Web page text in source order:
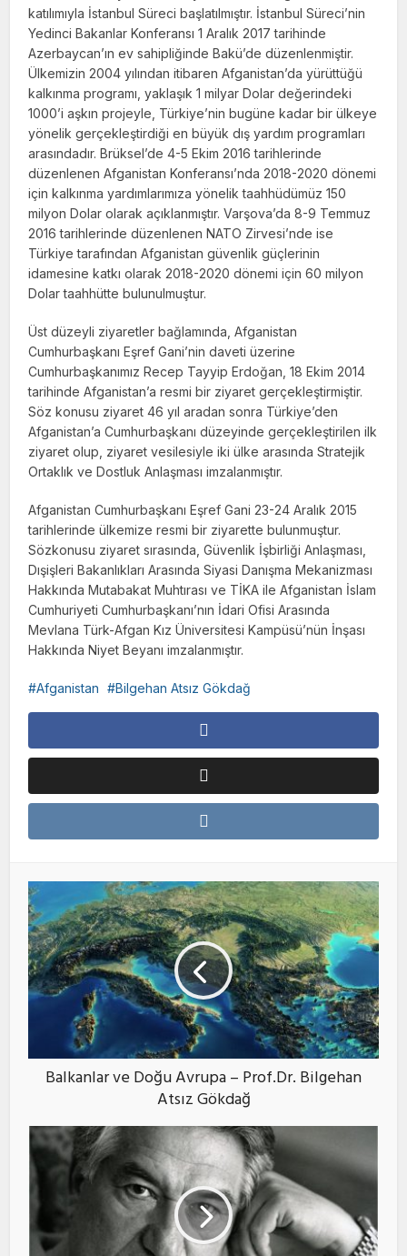
katılımıyla İstanbul Süreci başlatılmıştır. İstanbul Süreci’nin
Yedinci Bakanlar Konferansı 1 Aralık 2017 tarihinde
Azerbaycan’ın ev sahipliğinde Bakü’de düzenlenmiştir.
Ülkemizin 2004 yılından itibaren Afganistan’da yürüttüğü
kalkınma programı, yaklaşık 1 milyar Dolar değerindeki
1000’i aşkın projeyle, Türkiye’nin bugüne kadar bir ülkeye
yönelik gerçekleştirdiği en büyük dış yardım programları
arasındadır. Brüksel’de 4-5 Ekim 2016 tarihlerinde
düzenlenen Afganistan Konferansı’nda 2018-2020 dönemi
için kalkınma yardımlarımıza yönelik taahhüdümüz 150
milyon Dolar olarak açıklanmıştır. Varşova’da 8-9 Temmuz
2016 tarihlerinde düzenlenen NATO Zirvesi’nde ise
Türkiye tarafından Afganistan güvenlik güçlerinin
idamesine katkı olarak 2018-2020 dönemi için 60 milyon
Dolar taahhütte bulunulmuştur.
Üst düzeyli ziyaretler bağlamında, Afganistan
Cumhurbaşkanı Eşref Gani’nin daveti üzerine
Cumhurbaşkanımız Recep Tayyip Erdoğan, 18 Ekim 2014
tarihinde Afganistan’a resmi bir ziyaret gerçekleştirmiştir.
Söz konusu ziyaret 46 yıl aradan sonra Türkiye’den
Afganistan’a Cumhurbaşkanı düzeyinde gerçekleştirilen ilk
ziyaret olup, ziyaret vesilesiyle iki ülke arasında Stratejik
Ortaklık ve Dostluk Anlaşması imzalanmıştır.
Afganistan Cumhurbaşkanı Eşref Gani 23-24 Aralık 2015
tarihlerinde ülkemize resmi bir ziyarette bulunmuştur.
Sözkonusu ziyaret sırasında, Güvenlik İşbirliği Anlaşması,
Dışişleri Bakanlıkları Arasında Siyasi Danışma Mekanizması
Hakkında Mutabakat Muhtırası ve TİKA ile Afganistan İslam
Cumhuriyeti Cumhurbaşkanı’nın İdari Ofisi Arasında
Mevlana Türk-Afgan Kız Üniversitesi Kampüsü’nün İnşası
Hakkında Niyet Beyanı imzalanmıştır.
Afganistan Bilgehan Atsız Gökdağ
Balkanlar ve Doğu Avrupa – Prof.Dr. Bilgehan
Atsız Gökdağ